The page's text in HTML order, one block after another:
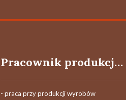
Pracownik produkcji (k/m)
- praca przy produkcji wyrobów